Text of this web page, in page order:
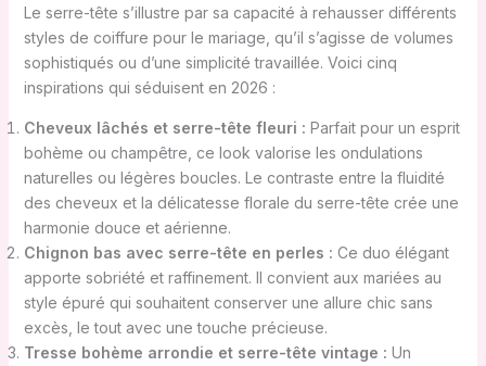
Le serre-tête s’illustre par sa capacité à rehausser différents
styles de coiffure pour le mariage, qu’il s’agisse de volumes
sophistiqués ou d’une simplicité travaillée. Voici cinq
inspirations qui séduisent en 2026 :
Cheveux lâchés et serre-tête fleuri : Parfait pour un esprit
bohème ou champêtre, ce look valorise les ondulations
naturelles ou légères boucles. Le contraste entre la fluidité
des cheveux et la délicatesse florale du serre-tête crée une
harmonie douce et aérienne.
Chignon bas avec serre-tête en perles : Ce duo élégant
apporte sobriété et raffinement. Il convient aux mariées au
style épuré qui souhaitent conserver une allure chic sans
excès, le tout avec une touche précieuse.
Tresse bohème arrondie et serre-tête vintage : Un